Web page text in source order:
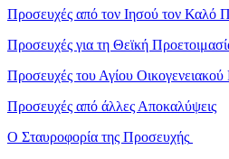
Προσευχές από τον Ιησού τον Καλό
Προσευχές για τη Θεϊκή
Προσευχές του Αγίου Οικογενειακού
Προσευχές από άλλες Αποκαλύψεις
Ο Σταυροφορία της Προσευχής